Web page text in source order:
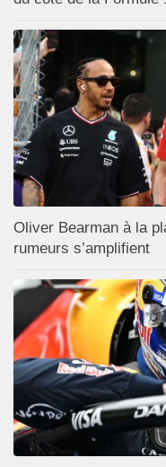
Oliver Bearman à la
rumeurs s’amplifient